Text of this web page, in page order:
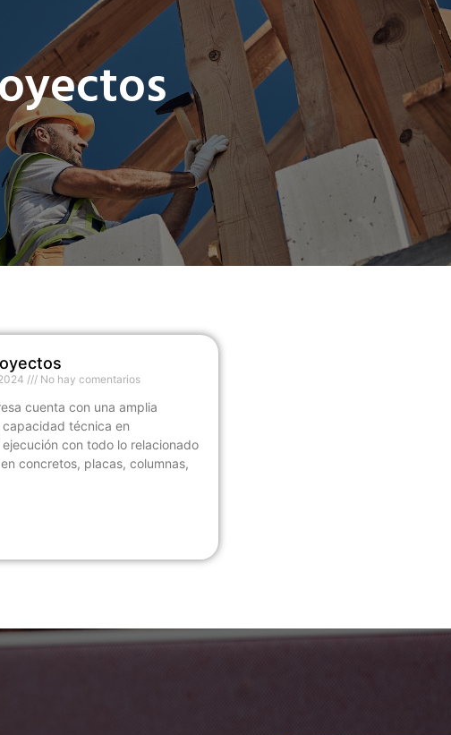
No hay comentarios
cuenta con una amplia
técnica en
con todo lo relacionado
concretos, placas, columnas,